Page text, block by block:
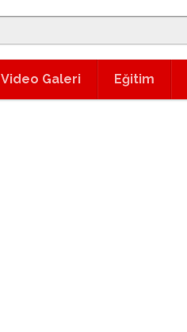
Video Galeri Eğitim